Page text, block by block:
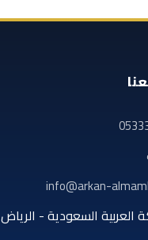
info@arkan-
العربية السعودية - الرياض